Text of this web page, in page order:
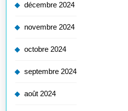
décembre 2024
novembre 2024
octobre 2024
septembre 2024
août 2024